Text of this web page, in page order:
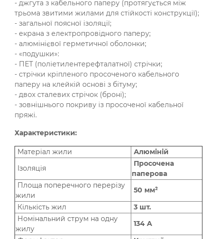
- джгута з кабельного паперу (протягується між
трьома звитими жилами для стійкості конструкції);
- загальної поясної ізоляції;
- екрана з електропровідного паперу;
- алюмінієвої герметичної оболонки;
- «подушки»:
- ПЕТ (поліетилентерефталатної) стрічки;
- стрічки кріпленого просоченого кабельного
паперу на клейкій основі з бітуму;
- двох сталевих стрічок (броні);
- зовнішнього покриву із просоченої кабельної
пряжі.
Характеристики:
Матеріал жили
Алюміній
Ізоляція
Просочена
паперова
Площа поперечного перерізу
жили
50 мм²
Кількість жил
3 шт.
Номінальний струм на одну
жилу
134 А